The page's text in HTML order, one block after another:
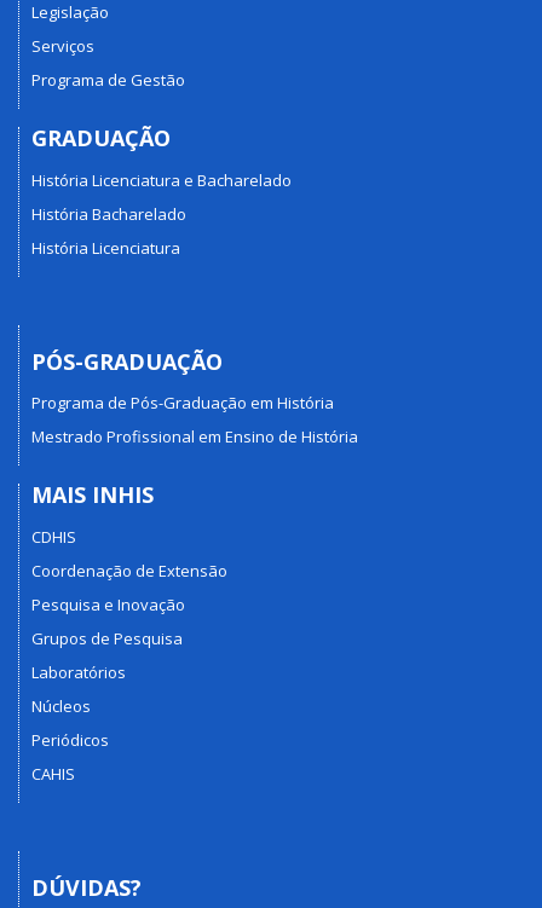
Legislação
Serviços
Programa de Gestão
GRADUAÇÃO
História Licenciatura e Bacharelado
História Bacharelado
História Licenciatura
PÓS-GRADUAÇÃO
Programa de Pós-Graduação em História
Mestrado Profissional em Ensino de História
MAIS INHIS
CDHIS
Coordenação de Extensão
Pesquisa e Inovação
Grupos de Pesquisa
Laboratórios
Núcleos
Periódicos
CAHIS
DÚVIDAS?